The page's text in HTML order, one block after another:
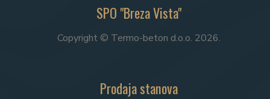
SPO "Breza Vista"
Copyright © Termo-beton d.o.o. 2026.
Prodaja stanova